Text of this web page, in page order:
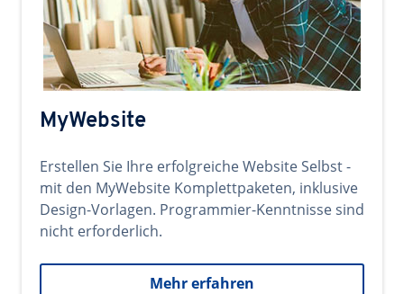
MyWebsite
Erstellen Sie Ihre erfolgreiche Website Selbst -
mit den MyWebsite Komplettpaketen, inklusive
Design-Vorlagen. Programmier-Kenntnisse sind
nicht erforderlich.
Mehr erfahren